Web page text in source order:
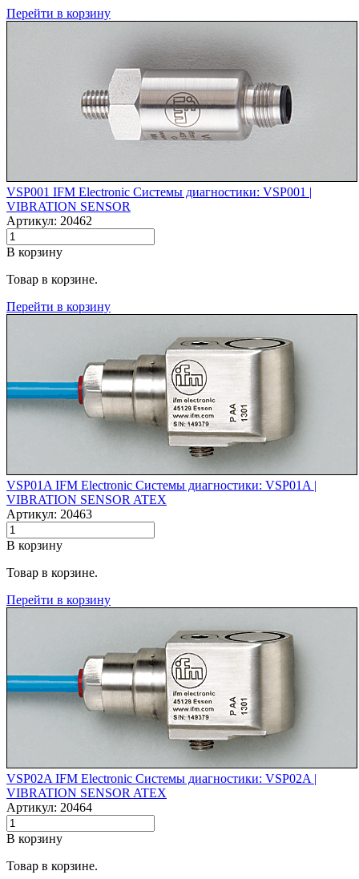
Перейти в корзину
VSP001 IFM Electronic Системы диагностики: VSP001 |‌
VIBRATION SENSOR
Артикул: 20462
В корзину
Товар в корзине.
Перейти в корзину
VSP01A IFM Electronic Системы диагностики: VSP01A |‌
VIBRATION SENSOR ATEX
Артикул: 20463
В корзину
Товар в корзине.
Перейти в корзину
VSP02A IFM Electronic Системы диагностики: VSP02A |‌
VIBRATION SENSOR ATEX
Артикул: 20464
В корзину
Товар в корзине.